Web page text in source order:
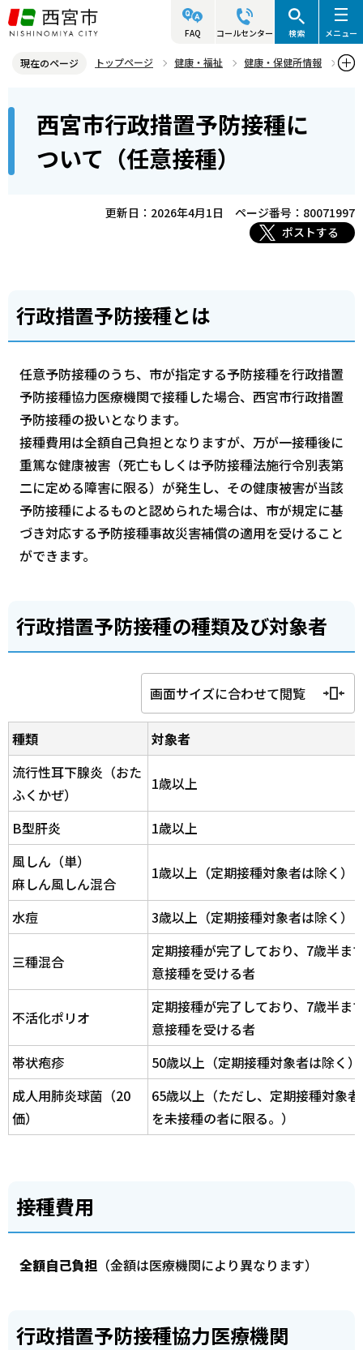
こ
の
ジ
頭
FAQ コールセンター 検索 メニュー
現在のページ トップページ 健康・福祉
健康・保健所情報
西宮市行政措置予防接種について（任意接種）
西宮市行政措置予防接種に
ついて（任意接種）
更新日：2026年4月1日
ページ番号：80071997
ポストする
行政措置予防接種とは
任意予防接種のうち、市が指定する予防接種を行政措置
予防接種協力医療機関で接種した場合、西宮市行政措置
予防接種の扱いとなります。
接種費用は全額自己負担となりますが、万が一接種後に
重篤な健康被害（死亡もしくは予防接種法施行令別表第
二に定める障害に限る）が発生し、その健康被害が当該
予防接種によるものと認められた場合は、市が規定に基
づき対応する予防接種事故災害補償の適用を受けること
ができます。
行政措置予防接種の種類及び対象者
画面サイズに合わせて閲覧
種類
対象者
流行性耳下腺炎（おた
ふくかぜ）
1歳以上
B型肝炎
1歳以上
風しん（単）
麻しん風しん混合
1歳以上（定期接種対象者は除く）
水痘 3歳以上（定期接種対象者は除く）
三種混合
定期接種が完了しており、7歳半ま
意接種を受ける者
不活化ポリオ
定期接種が完了しており、7歳半ま
意接種を受ける者
帯状疱疹
50歳以上（定期接種対象者は除く）
成人用肺炎球菌（20
価）
65歳以上（ただし、定期接種対象
を未接種の者に限る。）
接種費用
全額自己負担（金額は医療機関により異なります）
行政措置予防接種協力医療機関